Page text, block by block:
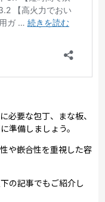
必要な包丁、まな板、
準備しましょう。
や嵌合性を重視した容
の記事でもご紹介し